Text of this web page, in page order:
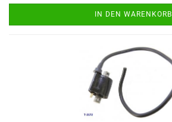
IN DEN WARENKORB